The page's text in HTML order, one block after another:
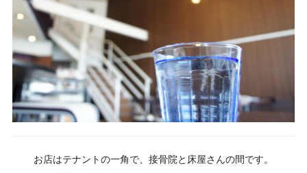
お店はテナントの一角で、接骨院と床屋さんの間です。